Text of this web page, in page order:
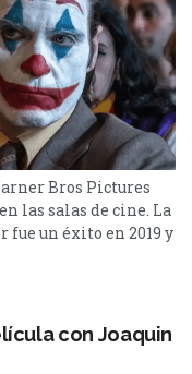
Bros Pictures
las salas de cine. La
un éxito en 2019 y
alta. Joker: Folie
en la última
con Joaquin